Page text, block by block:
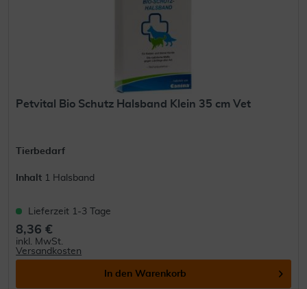
Petvital Bio Schutz Halsband Klein 35 cm Vet
Tierbedarf
Inhalt 1 Halsband
Lieferzeit 1-3 Tage
8,36 €
inkl. MwSt.
Versandkosten
In den Warenkorb